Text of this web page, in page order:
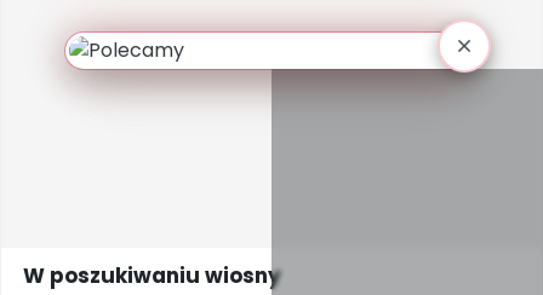
W poszukiwaniu wiosny